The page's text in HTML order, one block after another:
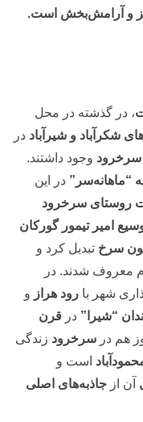
و آرامش‌بخش است.
، در گذشته در محل
شکرآباد و شیرآباد در
سرخرود وجود داشتند.
“ماهانه‌سر” در این
روستای سرخرود
امیر تیمور گورکان
سرخ تبدیل کرد و
معروف شدند. در
شهر با رود هراز و
“شیرا” در قرن
هم در سرخرود زندگی
است و
آن از جاذبه‌های اصلی